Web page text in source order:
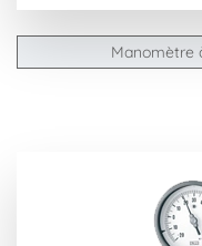
Manomètre